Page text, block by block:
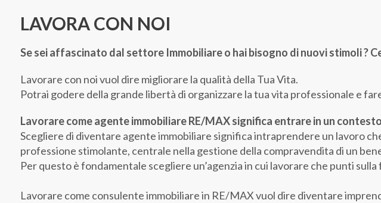
LAVORA CON NOI
Se sei affascinato dal settore Immobiliare o hai bisogno di nuovi stimoli ?
Lavorare con noi vuol dire migliorare la qualità della Tua Vita.
Potrai godere della grande libertà di organizzare la tua vita professionale e
Lavorare come agente immobiliare RE/MAX significa entrare in un
Scegliere di diventare agente immobiliare significa intraprendere un lavoro
professione stimolante, centrale nella gestione della compravendita di un
Per questo è fondamentale scegliere un’agenzia in cui lavorare che punti
Lavorare come consulente immobiliare in RE/MAX vuol dire diventare